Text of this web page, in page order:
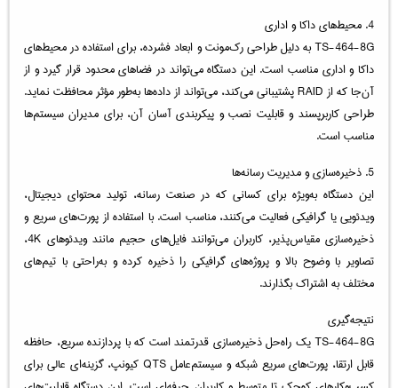
4. محیط‌های داکا و اداری
TS-464-8G به دلیل طراحی رک‌مونت و ابعاد فشرده، برای استفاده در محیط‌های
داکا و اداری مناسب است. این دستگاه می‌تواند در فضاهای محدود قرار گیرد و از
آن‌جا که از RAID پشتیبانی می‌کند، می‌تواند از داده‌ها به‌طور مؤثر محافظت نماید.
طراحی کاربرپسند و قابلیت نصب و پیکربندی آسان آن، برای مدیران سیستم‌ها
مناسب است.
5. ذخیره‌سازی و مدیریت رسانه‌ها
این دستگاه به‌ویژه برای کسانی که در صنعت رسانه، تولید محتوای دیجیتال،
ویدئویی یا گرافیکی فعالیت می‌کنند، مناسب است. با استفاده از پورت‌های سریع و
ذخیره‌سازی مقیاس‌پذیر، کاربران می‌توانند فایل‌های حجیم مانند ویدئوهای 4K،
تصاویر با وضوح بالا و پروژه‌های گرافیکی را ذخیره کرده و به‌راحتی با تیم‌های
مختلف به اشتراک بگذارند.
نتیجه‌گیری
TS-464-8G یک راه‌حل ذخیره‌سازی قدرتمند است که با پردازنده سریع، حافظه
قابل ارتقا، پورت‌های سریع شبکه و سیستم‌عامل QTS کیونپ، گزینه‌ای عالی برای